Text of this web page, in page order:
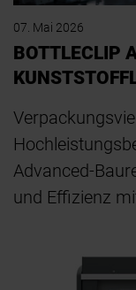
07. Mai 2026
BOTTLECLIP
Advanced-
und Effizienz